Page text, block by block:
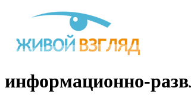
информационно-